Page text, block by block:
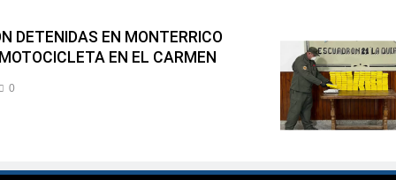
DETENIDAS EN MONTERRICO
EN EL CARMEN
0